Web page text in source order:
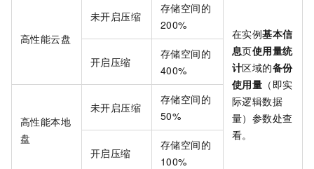
高性能云盘
未开启压缩
存储空间的
200%
在实例基本信
息页使用量统
计区域的备份
使用量 （即实
际逻辑数据
量）参数处查
看。
开启压缩
存储空间的
400%
高性能本地
盘
未开启压缩
存储空间的
50%
开启压缩
存储空间的
100%